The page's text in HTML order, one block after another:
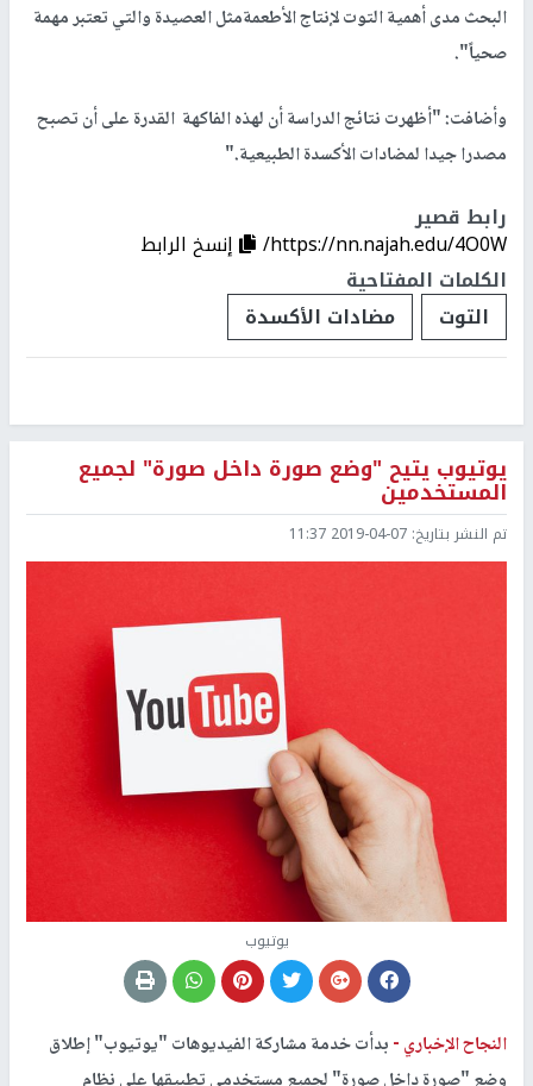
البحث مدى أهمية التوت لإنتاج الأطعمةمثل العصيدة والتي تعتبر مهمة
صحياً".
وأضافت: "أظهرت نتائج الدراسة أن لهذه الفاكهة القدرة على أن تصبح
مصدرا جيدا لمضادات الأكسدة الطبيعية."
رابط قصير
https://nn.najah.edu/4O0W/
إنسخ الرابط
الكلمات المفتاحية
التوت
مضادات الأكسدة
يوتيوب يتيح "وضع صورة داخل صورة" لجميع
المستخدمين
تم النشر بتاريخ: 2019-04-07 11:37
يوتيوب
النجاح الإخباري -بدأت خدمة مشاركة الفيديوهات "يوتيوب" إطلاق